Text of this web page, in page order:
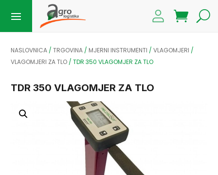
NASLOVNICA /TRGOVINA / MJERNI INSTRUMENTI /VLAGOMJERI /
VLAGOMJERI ZA TLO /TDR 350 VLAGOMJER ZA TLO
TDR 350 VLAGOMJER ZA TLO